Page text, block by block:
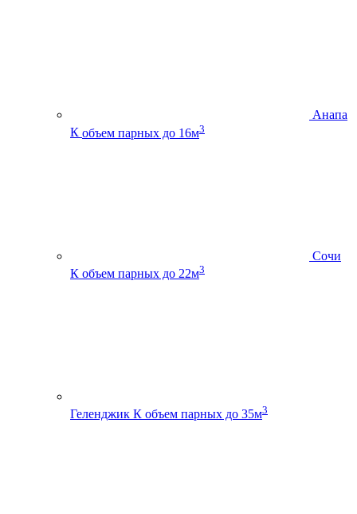
Анапа
К объем парных до 16м3
Сочи
К объем парных до 22м3
Геленджик К объем парных до 35м3